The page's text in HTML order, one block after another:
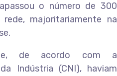
o número de 300
majoritariamente na
de acordo com a
Indústria (CNI), haviam